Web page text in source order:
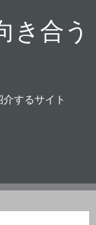
き合う
するサイト